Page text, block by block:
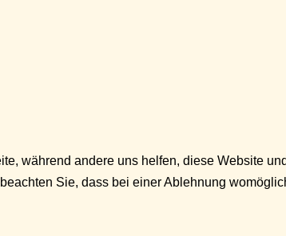
während andere uns helfen, diese Website
Sie, dass bei einer Ablehnung